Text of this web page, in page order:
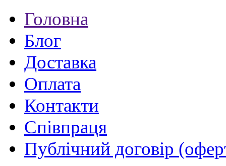
Головна
Блог
Доставка
Оплата
Контакти
Співпраця
Публічний договір